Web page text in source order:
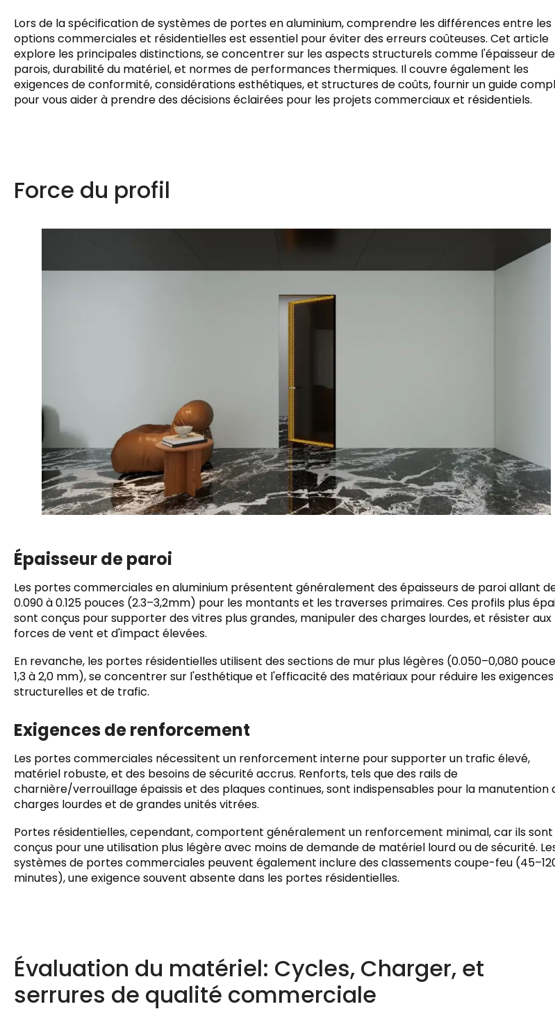
Lors de la spécification de systèmes de portes en aluminium, comprendre les différences entre les
options commerciales et résidentielles est essentiel pour éviter des erreurs coûteuses. Cet article
explore les principales distinctions, se concentrer sur les aspects structurels comme l'épaisseur
parois, durabilité du matériel, et normes de performances thermiques. Il couvre également les
exigences de conformité, considérations esthétiques, et structures de coûts, fournir un guide
pour vous aider à prendre des décisions éclairées pour les projets commerciaux et résidentiels.
Force du profil
Épaisseur de paroi
Les portes commerciales en aluminium présentent généralement des épaisseurs de paroi allant
0.090 à 0.125 pouces (2.3–3,2mm) pour les montants et les traverses primaires. Ces profils plus
sont conçus pour supporter des vitres plus grandes, manipuler des charges lourdes, et résister aux
forces de vent et d'impact élevées.
En revanche, les portes résidentielles utilisent des sections de mur plus légères (0.050–0,080
1,3 à 2,0 mm), se concentrer sur l'esthétique et l'efficacité des matériaux pour réduire les exigences
structurelles et de trafic.
Exigences de renforcement
Les portes commerciales nécessitent un renforcement interne pour supporter un trafic élevé,
matériel robuste, et des besoins de sécurité accrus. Renforts, tels que des rails de
charnière/verrouillage épaissis et des plaques continues, sont indispensables pour la manutention
charges lourdes et de grandes unités vitrées.
Portes résidentielles, cependant, comportent généralement un renforcement minimal, car ils sont
conçus pour une utilisation plus légère avec moins de demande de matériel lourd ou de sécurité.
systèmes de portes commerciales peuvent également inclure des classements coupe-feu
minutes), une exigence souvent absente dans les portes résidentielles.
Évaluation du matériel: Cycles, Charger, et
serrures de qualité commerciale